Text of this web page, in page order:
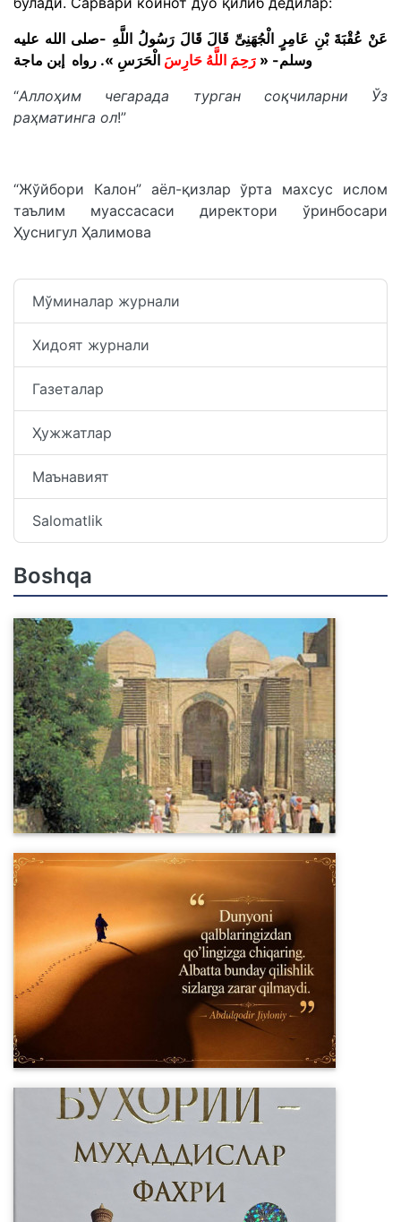
عَنْ عُقْبَةَ بْنِ عَامِرٍ الْجُهَنِىِّ قَالَ قَالَ رَسُولُ اللَّهِ -صلى الله عليه
وسلم- « رَحِمَ اللَّهُ حَارِس َ الْحَرَسِ ». رواه إبن ماجة
“Аллоҳим чегарада турган соқчиларни Ўз
раҳматинга ол!”
“Жўйбори Калон” аёл-қизлар ўрта махсус ислом
таълим муассасаси директори ўринбосари
Ҳуснигул Ҳалимова
Мўминалар журнали
Хидоят журнали
Газеталар
Ҳужжатлар
Маънавият
Salomatlik
Boshqa